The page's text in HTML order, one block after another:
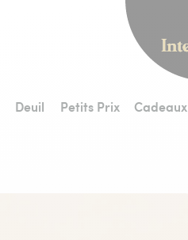
Deuil Petits Prix Cadeaux